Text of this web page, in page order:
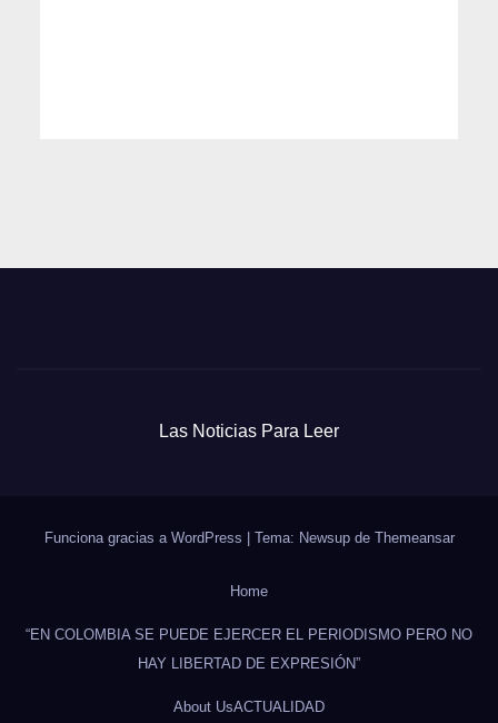
Las Noticias Para Leer
Funciona gracias a WordPress Tema: Newsup de Themeansar
Home
“EN COLOMBIA SE PUEDE EJERCER EL PERIODISMO PERO NO
HAY LIBERTAD DE EXPRESIÓN”
About UsACTUALIDAD